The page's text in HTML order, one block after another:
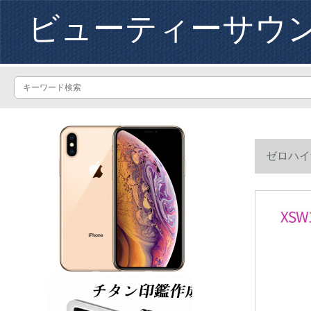
ビューティーサウ
ゼロハ
ます。